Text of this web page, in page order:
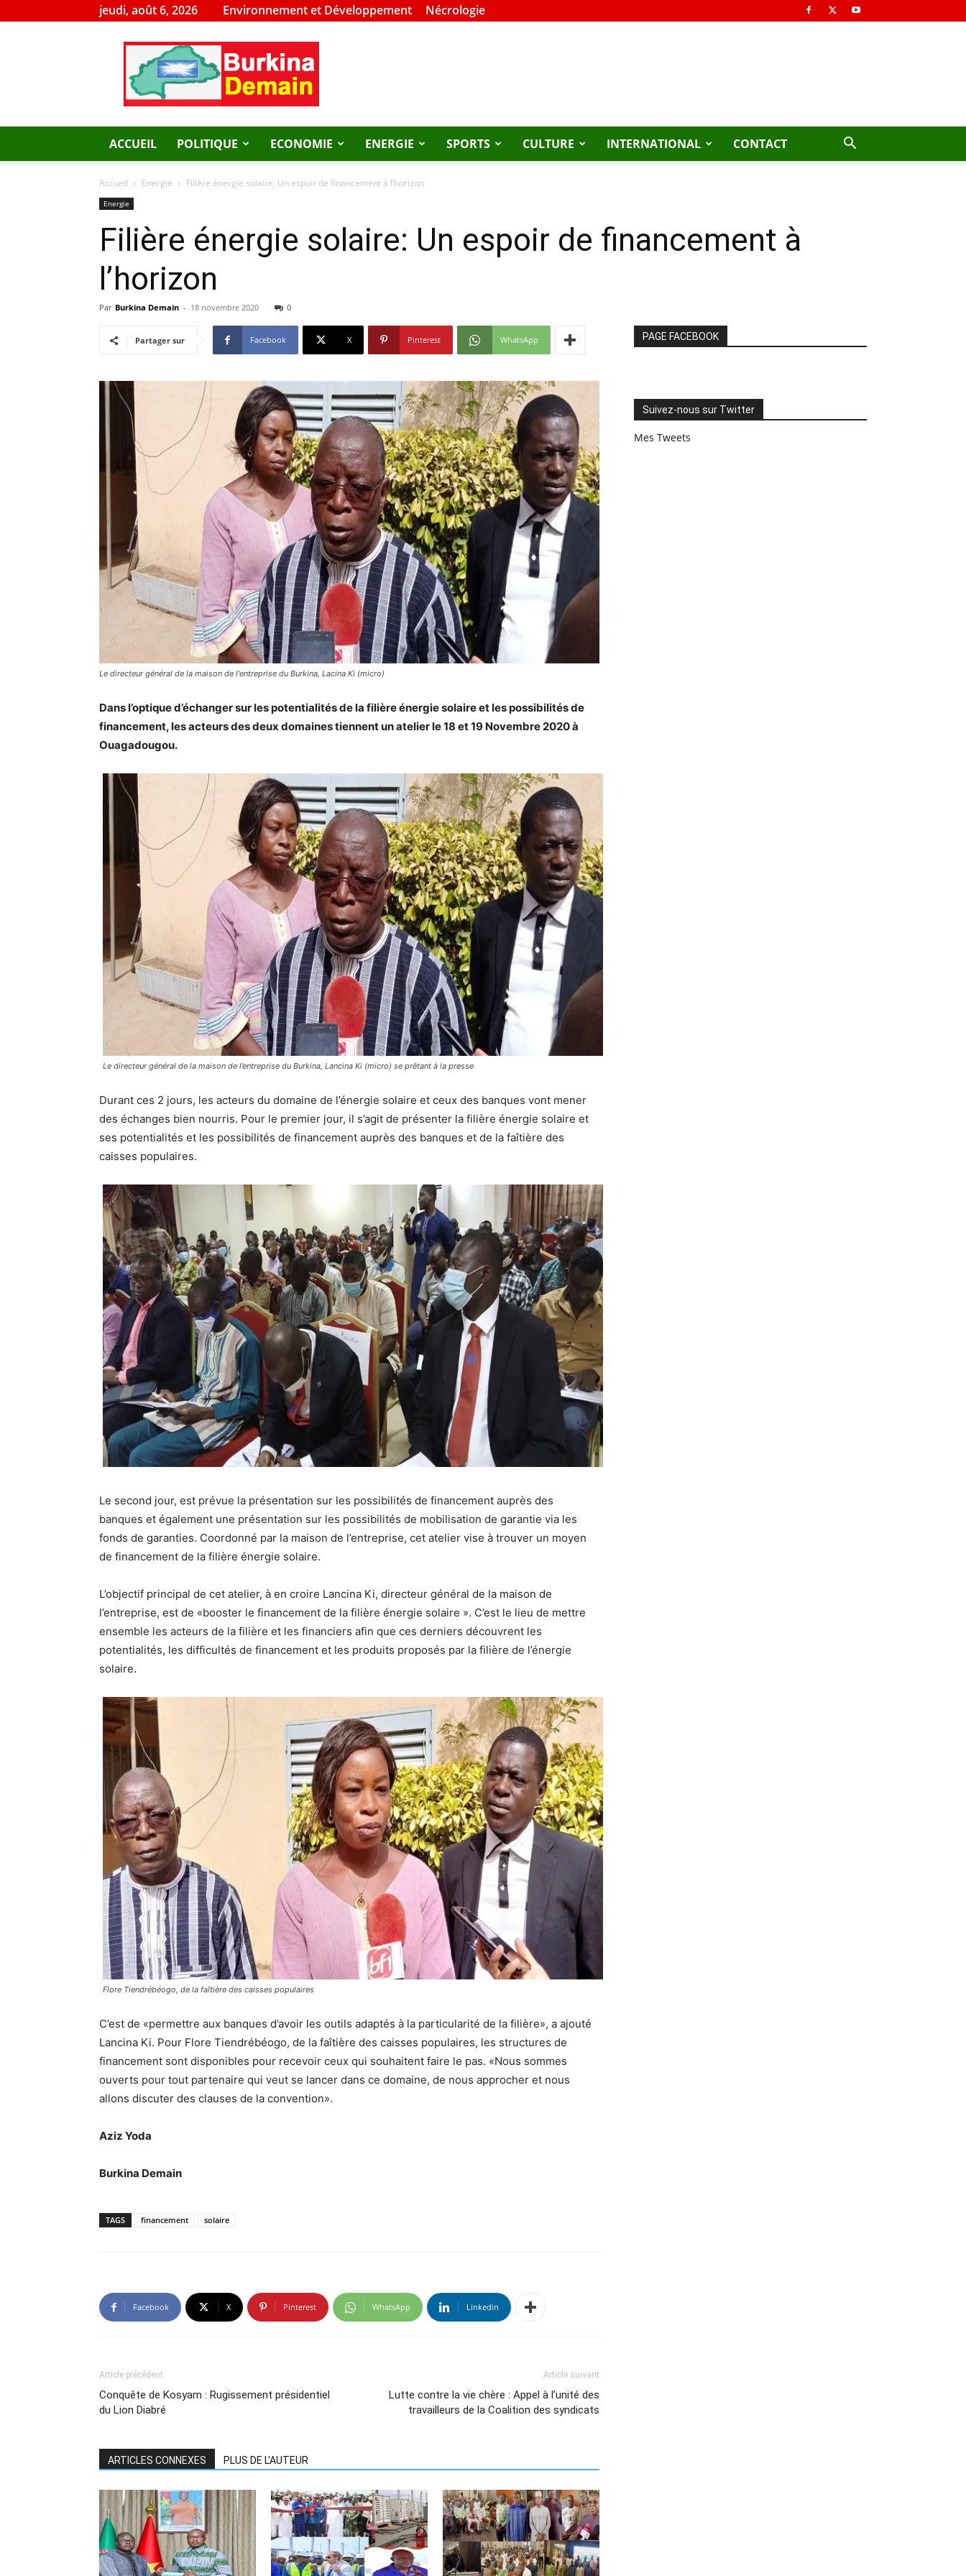
jeudi, août 6, 2026 Environnement et Développement Nécrologie
Burkina
Demain
ACCUEIL POLITIQUE ECONOMIE ENERGIE SPORTS CULTURE INTERNATIONAL CONTACT
Accueil Energie Filière énergie solaire: Un espoir de financement à l’horizon
Energie
Filière énergie solaire: Un espoir de financement à
l’horizon
Par Burkina Demain - 18 novembre 2020 0
Partager sur Facebook X Pinterest WhatsApp
Le directeur général de la maison de l'entreprise du Burkina, Lacina Ki (micro)
Dans l’optique d’échanger sur les potentialités de la filière énergie solaire et les possibilités de
financement, les acteurs des deux domaines tiennent un atelier le 18 et 19 Novembre 2020 à
Ouagadougou.
Le directeur général de la maison de l’entreprise du Burkina, Lancina Ki (micro) se prêtant à la presse
Durant ces 2 jours, les acteurs du domaine de l’énergie solaire et ceux des banques vont mener
des échanges bien nourris. Pour le premier jour, il s’agit de présenter la filière énergie solaire et
ses potentialités et les possibilités de financement auprès des banques et de la faîtière des
caisses populaires.
Le second jour, est prévue la présentation sur les possibilités de financement auprès des
banques et également une présentation sur les possibilités de mobilisation de garantie via les
fonds de garanties. Coordonné par la maison de l’entreprise, cet atelier vise à trouver un moyen
de financement de la filière énergie solaire.
L’objectif principal de cet atelier, à en croire Lancina Ki, directeur général de la maison de
l’entreprise, est de «booster le financement de la filière énergie solaire ». C’est le lieu de mettre
ensemble les acteurs de la filière et les financiers afin que ces derniers découvrent les
potentialités, les difficultés de financement et les produits proposés par la filière de l’énergie
solaire.
Flore Tiendrébéogo, de la faîtière des caisses populaires
C’est de «permettre aux banques d’avoir les outils adaptés à la particularité de la filière», a ajouté
Lancina Ki. Pour Flore Tiendrébéogo, de la faîtière des caisses populaires, les structures de
financement sont disponibles pour recevoir ceux qui souhaitent faire le pas. «Nous sommes
ouverts pour tout partenaire qui veut se lancer dans ce domaine, de nous approcher et nous
allons discuter des clauses de la convention».
Aziz Yoda
Burkina Demain
TAGS financement solaire
Facebook X Pinterest WhatsApp Linkedin
Article précédent
Conquête de Kosyam : Rugissement présidentiel
du Lion Diabré
Article suivant
Lutte contre la vie chère : Appel à l’unité des
travailleurs de la Coalition des syndicats
ARTICLES CONNEXES PLUS DE L'AUTEUR
PAGE FACEBOOK
Suivez-nous sur Twitter
Mes Tweets